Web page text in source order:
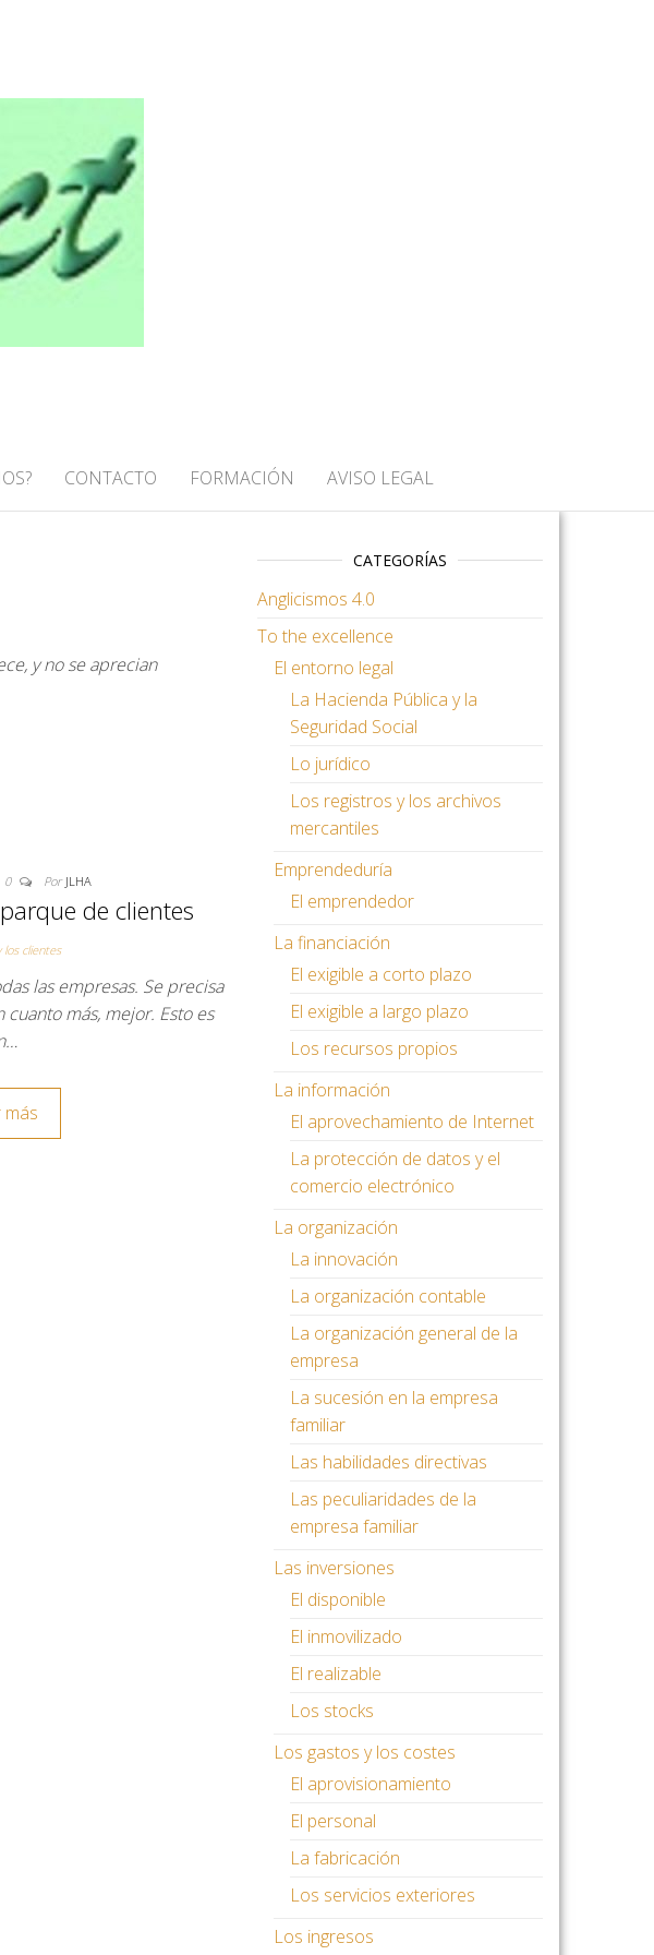
CONTACTO FORMACIÓN AVISO LEGAL
y no se aprecian
0 Por JLHA
de clientes
los clientes
las empresas. Se precisa
más, mejor. Esto es
más
CATEGORÍAS
Anglicismos 4.0
To the excellence
El entorno legal
La Hacienda Pública y la
Seguridad Social
Lo jurídico
Los registros y los archivos
mercantiles
Emprendeduría
El emprendedor
La financiación
El exigible a corto plazo
El exigible a largo plazo
Los recursos propios
La información
El aprovechamiento de Internet
La protección de datos y el
comercio electrónico
La organización
La innovación
La organización contable
La organización general de la
empresa
La sucesión en la empresa
familiar
Las habilidades directivas
Las peculiaridades de la
empresa familiar
Las inversiones
El disponible
El inmovilizado
El realizable
Los stocks
Los gastos y los costes
El aprovisionamiento
El personal
La fabricación
Los servicios exteriores
Los ingresos